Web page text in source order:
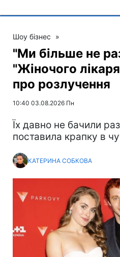
Шоу бізнес »
"Ми більше не
"Жіночого
про розлучення
10:40 03.08.2026 Пн
Їх давно не бачили
поставила крапку в
КАТЕРИНА СОБКОВА